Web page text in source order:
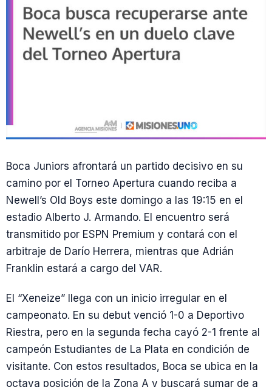
Boca Juniors afrontará un partido decisivo en su
camino por el Torneo Apertura cuando reciba a
Newell’s Old Boys este domingo a las 19:15 en el
estadio Alberto J. Armando. El encuentro será
transmitido por ESPN Premium y contará con el
arbitraje de Darío Herrera, mientras que Adrián
Franklin estará a cargo del VAR.
El “Xeneize” llega con un inicio irregular en el
campeonato. En su debut venció 1-0 a Deportivo
Riestra, pero en la segunda fecha cayó 2-1 frente al
campeón Estudiantes de La Plata en condición de
visitante. Con estos resultados, Boca se ubica en la
octava posición de la Zona A y buscará sumar de a